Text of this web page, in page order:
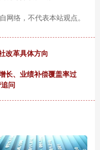
网络，不代表本站观点。
改革具体方向
长、业绩补偿覆盖率过
问